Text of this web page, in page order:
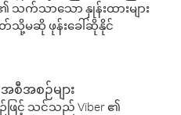
က်သာသော နှုန်းထားများ
တ်သို့မဆို ဖုန်းခေါ်ဆိုနိုင်
စီအစဉ်များ
ဖြင့် သင်သည် Viber ၏